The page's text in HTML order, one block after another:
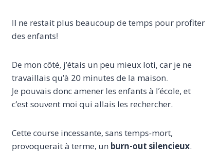
Il ne restait plus beaucoup de temps pour profiter
des enfants!
De mon côté, j’étais un peu mieux loti, car je ne
travaillais qu’à 20 minutes de la maison.
Je pouvais donc amener les enfants à l’école, et
c’est souvent moi qui allais les rechercher.
Cette course incessante, sans temps-mort,
provoquerait à terme, un burn-out silencieux.